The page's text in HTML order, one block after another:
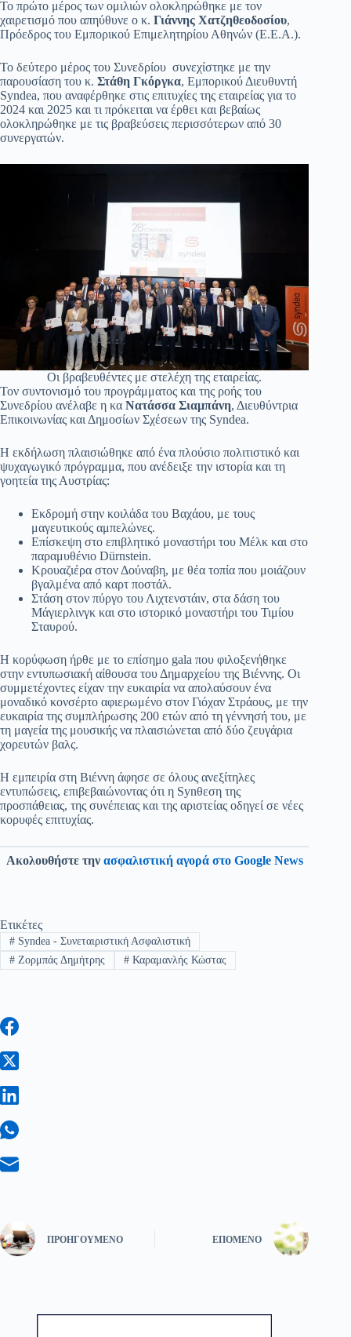
Το πρώτο μέρος των ομιλιών ολοκληρώθηκε με τον
χαιρετισμό που απηύθυνε ο κ. Γιάννης Χατζηθεοδοσίου,
Πρόεδρος του Εμπορικού Επιμελητηρίου Αθηνών (Ε.Ε.Α.).
Το δεύτερο μέρος του Συνεδρίου συνεχίστηκε με την
παρουσίαση του κ. Στάθη Γκόργκα, Εμπορικού Διευθυντή
Syndea, που αναφέρθηκε στις επιτυχίες της εταιρείας για το
2024 και 2025 και τι πρόκειται να έρθει και βεβαίως
ολοκληρώθηκε με τις βραβεύσεις περισσότερων από 30
συνεργατών.
Οι βραβευθέντες με στελέχη της εταιρείας.
Τον συντονισμό του προγράμματος και της ροής του
Συνεδρίου ανέλαβε η κα Νατάσσα Σιαμπάνη, Διευθύντρια
Επικοινωνίας και Δημοσίων Σχέσεων της Syndea.
Η εκδήλωση πλαισιώθηκε από ένα πλούσιο πολιτιστικό και
ψυχαγωγικό πρόγραμμα, που ανέδειξε την ιστορία και τη
γοητεία της Αυστρίας:
Εκδρομή στην κοιλάδα του Βαχάου, με τους
μαγευτικούς αμπελώνες.
Επίσκεψη στο επιβλητικό μοναστήρι του Μέλκ και στο
παραμυθένιο Dürnstein.
Κρουαζιέρα στον Δούναβη, με θέα τοπία που μοιάζουν
βγαλμένα από καρτ ποστάλ.
Στάση στον πύργο του Λιχτενστάιν, στα δάση του
Μάγιερλινγκ και στο ιστορικό μοναστήρι του Τιμίου
Σταυρού.
Η κορύφωση ήρθε με το επίσημο gala που φιλοξενήθηκε
στην εντυπωσιακή αίθουσα του Δημαρχείου της Βιέννης. Οι
συμμετέχοντες είχαν την ευκαιρία να απολαύσουν ένα
μοναδικό κονσέρτο αφιερωμένο στον Γιόχαν Στράους, με την
ευκαιρία της συμπλήρωσης 200 ετών από τη γέννησή του, με
τη μαγεία της μουσικής να πλαισιώνεται από δύο ζευγάρια
χορευτών βαλς.
Η εμπειρία στη Βιέννη άφησε σε όλους ανεξίτηλες
εντυπώσεις, επιβεβαιώνοντας ότι η Synθεση της
προσπάθειας, της συνέπειας και της αριστείας οδηγεί σε νέες
κορυφές επιτυχίας.
Ακολουθήστε την ασφαλιστική αγορά στο Google News
Ετικέτες
#Syndea - Συνεταιριστική Ασφαλιστική
#Ζορμπάς Δημήτρης #Καραμανλής Κώστας
ΠΡΟΗΓΟΎΜΕΝΟ ΕΠΌΜΕΝΟ